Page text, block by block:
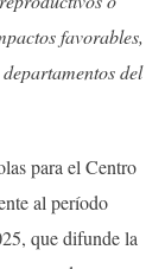
favorables,
del
para el Centro
al período
que difunde la